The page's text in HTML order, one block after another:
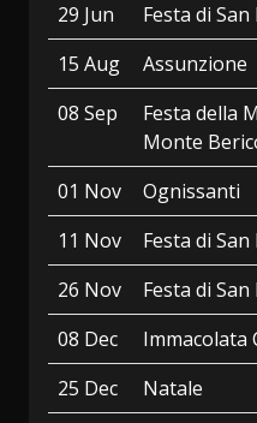
29 Jun
Festa di
15 Aug
Assunzione
08 Sep
Festa della
Monte
01 Nov
Ognissanti
11 Nov
Festa di
26 Nov
Festa di
08 Dec
Immacolata
25 Dec
Natale